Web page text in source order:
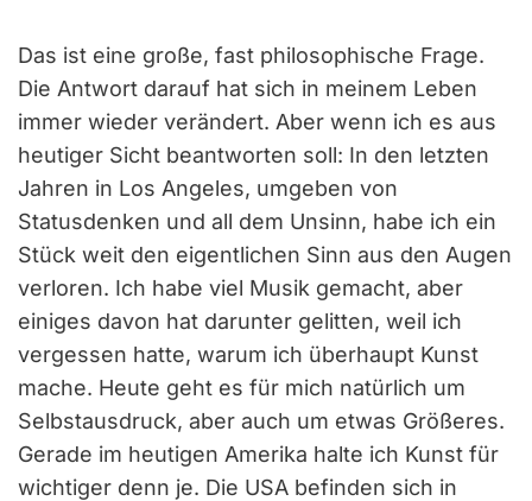
Das ist eine große, fast philosophische Frage.
Die Antwort darauf hat sich in meinem Leben
immer wieder verändert. Aber wenn ich es aus
heutiger Sicht beantworten soll: In den letzten
Jahren in Los Angeles, umgeben von
Statusdenken und all dem Unsinn, habe ich ein
Stück weit den eigentlichen Sinn aus den Augen
verloren. Ich habe viel Musik gemacht, aber
einiges davon hat darunter gelitten, weil ich
vergessen hatte, warum ich überhaupt Kunst
mache. Heute geht es für mich natürlich um
Selbstausdruck, aber auch um etwas Größeres.
Gerade im heutigen Amerika halte ich Kunst für
wichtiger denn je. Die USA befinden sich in